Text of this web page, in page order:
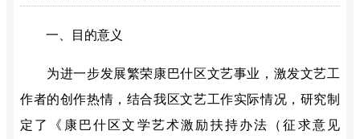
一、目的意义
为进一步发展繁荣康巴什区文艺事业，激发文艺工
作者的创作热情，结合我区文艺工作实际情况，研究制
定了
《康巴什区文学艺术激励扶持办法（征求意见